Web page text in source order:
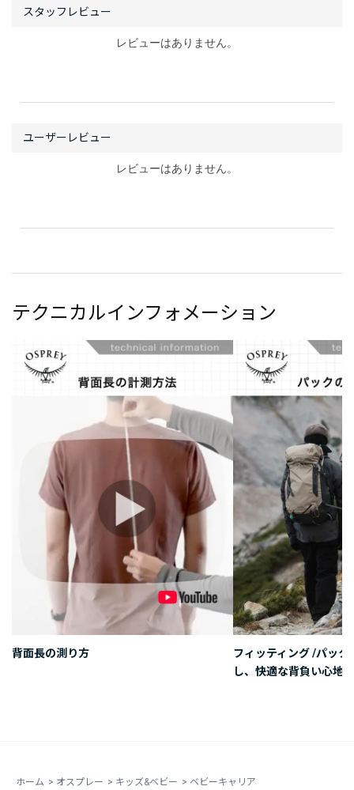
レビューはありません。
レビューはありません。
テクニカルインフォメーション
背面長の測り方
フィッティング /パッ
し、快適な背負い心地
ホーム > オスプレー > キッズ&ベビー > ベビーキャリア